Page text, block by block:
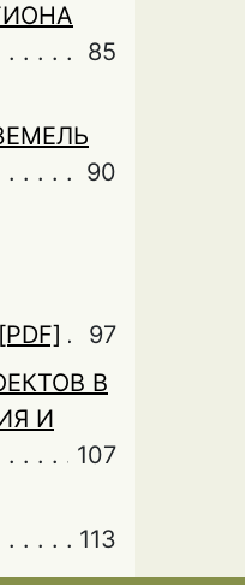
85
90
[PDF]
97
В
И
107
113